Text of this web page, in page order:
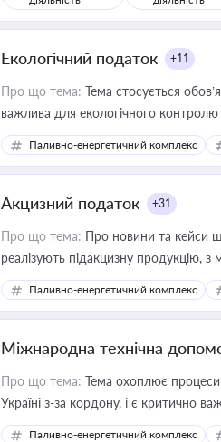
Екологічний податок +11
Про що тема: Тема стосується
важлива для екологічного
законодавства
Паливно-енергетичний комплекс
Акцизний податок +31
Про що тема: Про новини та кейси
реалізують підакцизну продукцію,
Паливно-енергетичний комплекс
Міжнародна технічна
Про що тема: Тема охоплює процеси
Україні з-за кордону, і є критично
інфраструктурних проєктів
Паливно-енергетичний комплекс